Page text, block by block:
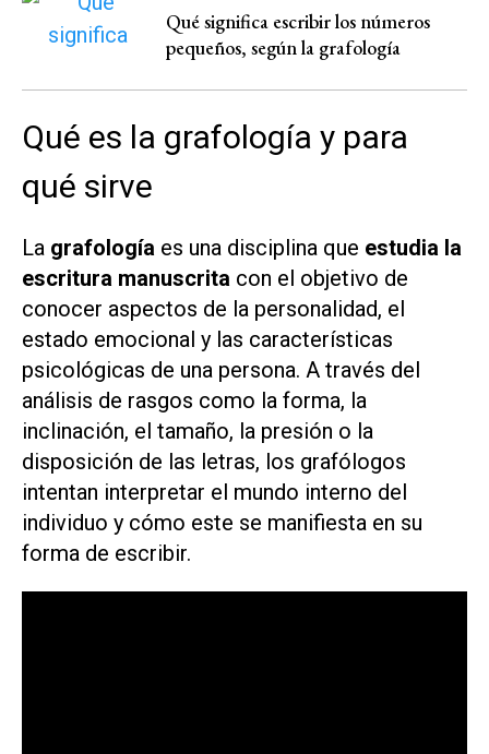
Qué significa escribir los números
pequeños, según la grafología
Qué es la grafología y para
qué sirve
La grafología es una disciplina que estudia la
escritura manuscrita con el objetivo de
conocer aspectos de la personalidad, el
estado emocional y las características
psicológicas de una persona. A través del
análisis de rasgos como la forma, la
inclinación, el tamaño, la presión o la
disposición de las letras, los grafólogos
intentan interpretar el mundo interno del
individuo y cómo este se manifiesta en su
forma de escribir.